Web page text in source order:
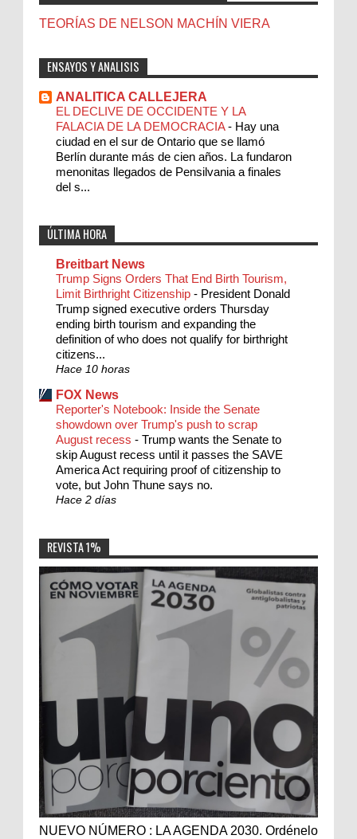
TEORÍAS DE NELSON MACHÍN VIERA
ENSAYOS Y ANALISIS
ANALITICA CALLEJERA
EL DECLIVE DE OCCIDENTE Y LA
FALACIA DE LA DEMOCRACIA- Hay una
ciudad en el sur de Ontario que se llamó
Berlín durante más de cien años. La fundaron
menonitas llegados de Pensilvania a finales
del s...
ÚLTIMA HORA
Breitbart News
Trump Signs Orders That End Birth Tourism,
Limit Birthright Citizenship - President Donald
Trump signed executive orders Thursday
ending birth tourism and expanding the
definition of who does not qualify for birthright
citizens...
Hace 10 horas
FOX News
Reporter's Notebook: Inside the Senate
showdown over Trump's push to scrap
August recess - Trump wants the Senate to
skip August recess until it passes the SAVE
America Act requiring proof of citizenship to
vote, but John Thune says no.
Hace 2 días
REVISTA 1%
NUEVO NÚMERO : LA AGENDA 2030. Ordénelo